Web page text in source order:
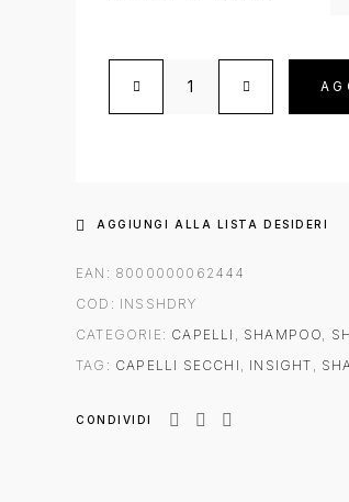
Insight Shampoo Dry Hair
AGGIUNGI ALLA LISTA DESIDERI
EAN: 8000000062444
COD: INSSHDRY
CATEGORIE: CAPELLI , SHAMPOO,
TAG: CAPELLI SECCHI , INSIGHT ,
CONDIVIDI